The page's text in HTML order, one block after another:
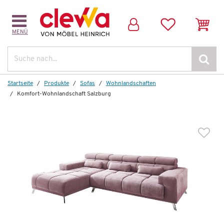
MENÜ
Startseite Produkte Sofas
Wohnlandschaften
Komfort-Wohnlandschaft Salzburg
Weitere Artikel aus der Serie
Topseller
Wenige verfügbar
Komfort-Wohnlandschaft
Salzburg
3.031,00 €